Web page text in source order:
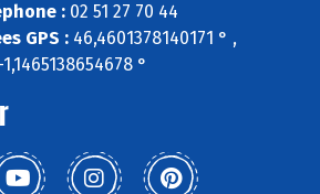
:02 51 27 70 44
GPS : 46,4601378140171 ° ,
°